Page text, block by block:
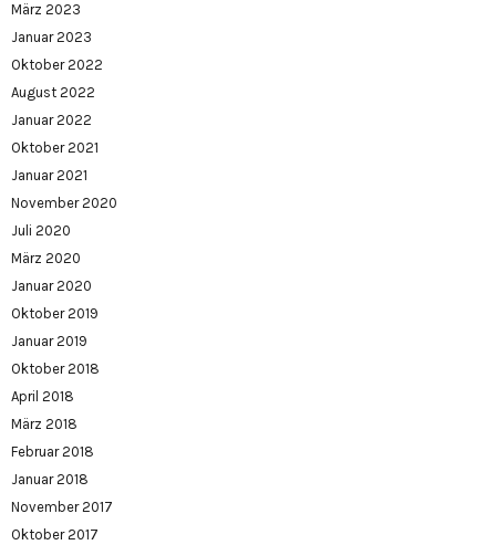
März 2023
Januar 2023
Oktober 2022
August 2022
Januar 2022
Oktober 2021
Januar 2021
November 2020
Juli 2020
März 2020
Januar 2020
Oktober 2019
Januar 2019
Oktober 2018
April 2018
März 2018
Februar 2018
Januar 2018
November 2017
Oktober 2017